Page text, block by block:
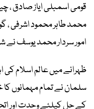
قومی اسمبلی ایاز صادق ،
محمد طاہر محمود اشرفی ،
امور سردار محمد یوسف
ظہرانے میں عالم اسلام
سلمان نے تمام مہمانوں کا
کے حل کیلئے وحدت اور